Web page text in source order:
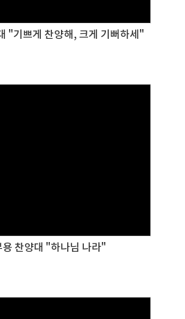
"기쁘게 찬양해, 크게 기뻐하세"
찬양대 "하나님 나라"